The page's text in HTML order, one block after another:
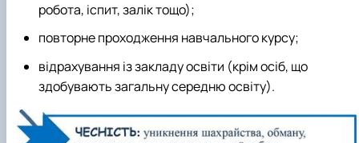
робота, іспит, залік тощо);
повторне проходження навчального курсу;
відрахування із закладу освіти (крім осіб, що
здобувають загальну середню освіту).